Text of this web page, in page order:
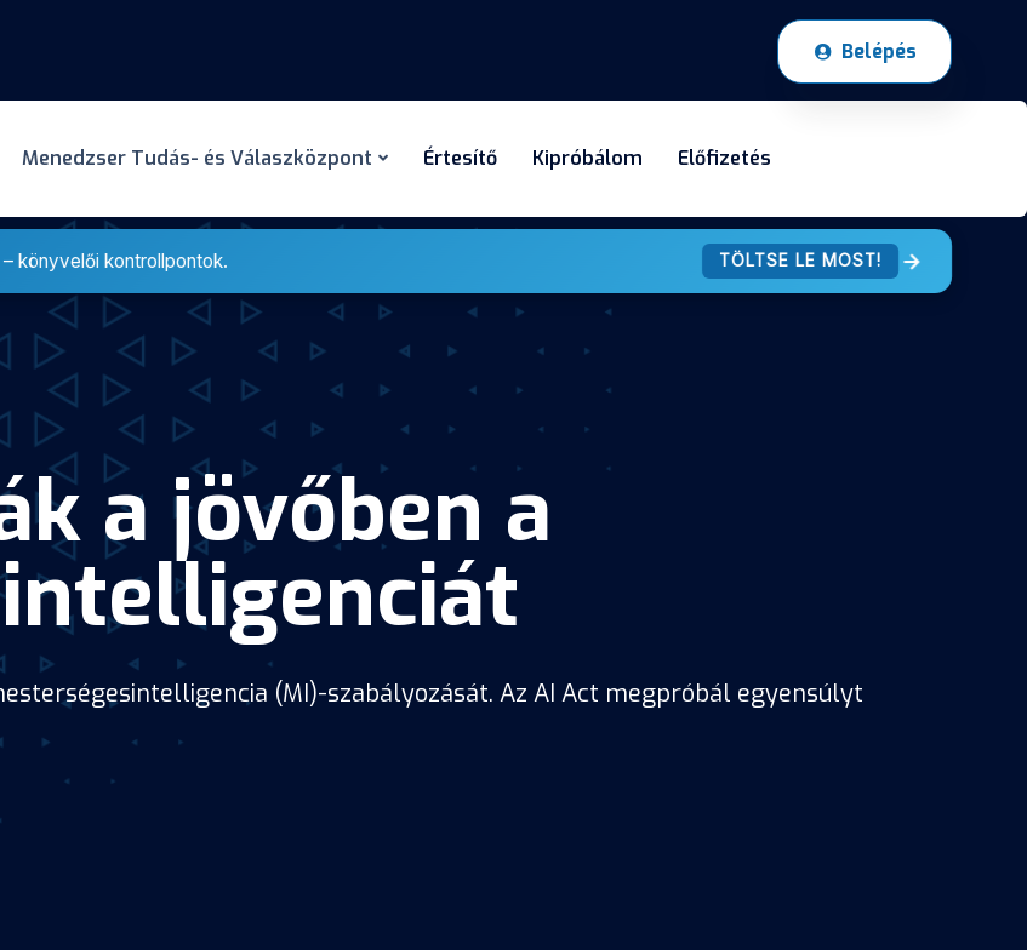
Belépés
Menedzser Tudás- és Válaszközpont Értesítő Kipróbálom Előfizetés
könyvelői kontrollpontok. TÖLTSE LE MOST!
a jövőben a
(MI)-szabályozását. Az AI Act megpróbál egyensúlyt